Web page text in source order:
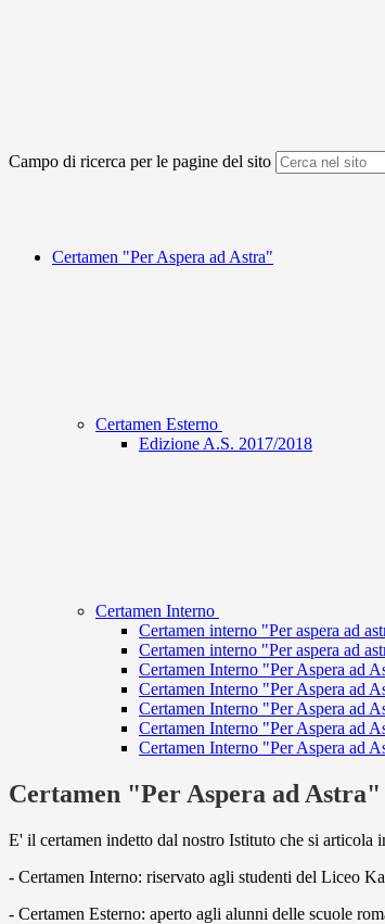
Campo di ricerca per le pagine del sito
Certamen "Per Aspera ad Astra"
Certamen Esterno
Edizione A.S. 2017/2018
Certamen Interno
Certamen interno "Per aspera ad
Certamen interno "Per aspera ad
Certamen Interno "Per Aspera ad
Certamen Interno "Per Aspera ad
Certamen Interno "Per Aspera ad
Certamen Interno "Per Aspera ad
Certamen Interno "Per Aspera ad
Certamen "Per Aspera ad Astra"
E' il certamen indetto dal nostro Istituto che si articola
- Certamen Interno: riservato agli studenti del Liceo
- Certamen Esterno: aperto agli alunni delle scuole